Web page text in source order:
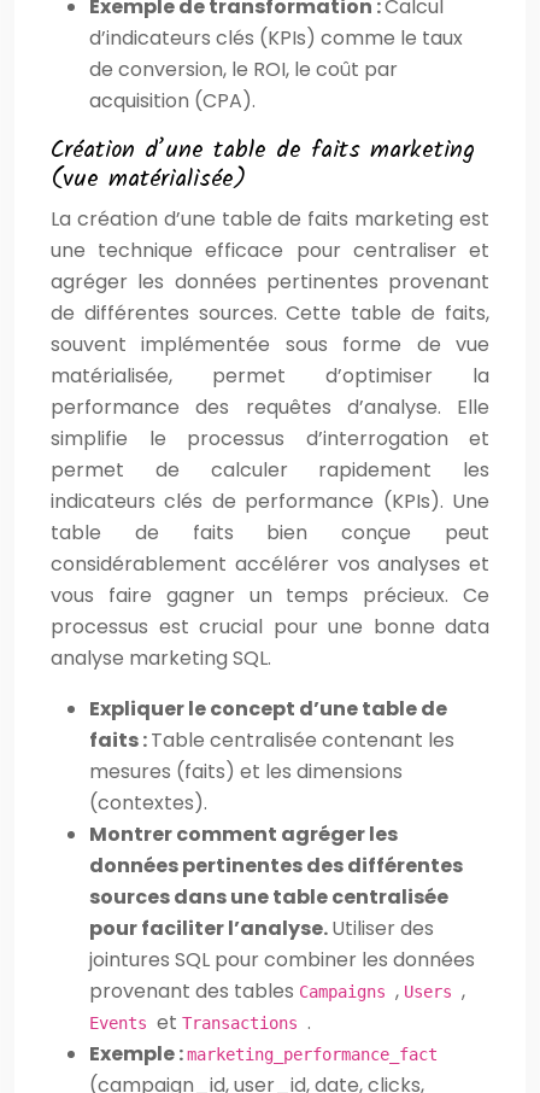
Exemple de transformation :Calcul
d’indicateurs clés (KPIs) comme le taux
de conversion, le ROI, le coût par
acquisition (CPA).
Création d’une table de faits marketing
(vue matérialisée)
La création d’une table de faits marketing est
une technique efficace pour centraliser et
agréger les données pertinentes provenant
de différentes sources. Cette table de faits,
souvent implémentée sous forme de vue
matérialisée, permet d’optimiser la
performance des requêtes d’analyse. Elle
simplifie le processus d’interrogation et
permet de calculer rapidement les
indicateurs clés de performance (KPIs). Une
table de faits bien conçue peut
considérablement accélérer vos analyses et
vous faire gagner un temps précieux. Ce
processus est crucial pour une bonne data
analyse marketing SQL.
Expliquer le concept d’une table de
faits :Table centralisée contenant les
mesures (faits) et les dimensions
(contextes).
Montrer comment agréger les
données pertinentes des différentes
sources dans une table centralisée
pour faciliter l’analyse.Utiliser des
jointures SQL pour combiner les données
provenant des tables Campaigns , Users ,
Events et Transactions .
Exemple :marketing_performance_fact
(campaign_id, user_id, date, clicks,